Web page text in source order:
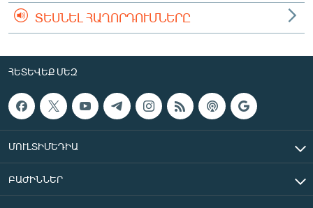
ՏՏ ԵՒ ԻՆՏԵՐՆԵՏ
ԿՈՐՈՆԱՎԻՐՈՒՍ
ԱՐԽԻՎ
ԲԱՆԱՎԵՃ
ՁԳՏԵԼՈՎ ԼԱՎԱԳՈՒՅՆԻՆ
Հայերեն
ՏԵՍՆԵԼ ՀԱՂՈՐԴՈՒՄՆԵՐԸ
ՀԵՏԵՎԵՔ ՄԵԶ
ՄՈՒԼՏԻՄԵԴԻԱ
ԲԱԺԻՆՆԵՐ